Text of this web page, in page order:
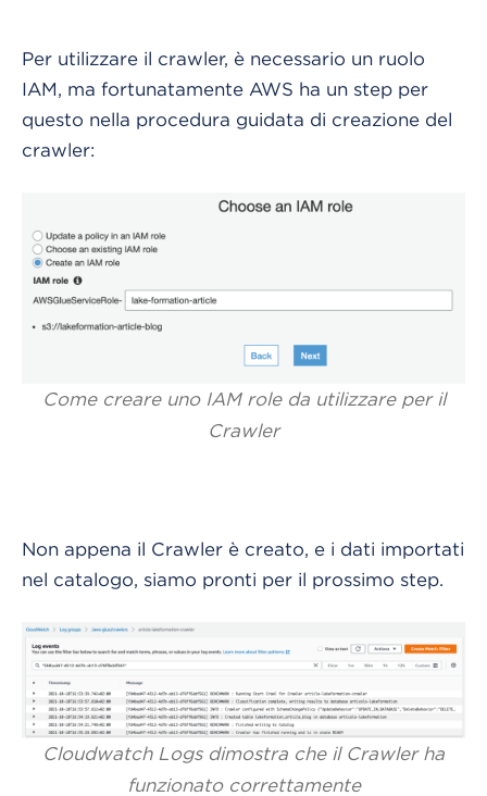
Per utilizzare il crawler, è necessario un ruolo
IAM, ma fortunatamente AWS ha un step per
questo nella procedura guidata di creazione del
crawler:
Come creare uno IAM role da utilizzare per il
Crawler
Non appena il Crawler è creato, e i dati importati
nel catalogo, siamo pronti per il prossimo step.
Cloudwatch Logs dimostra che il Crawler ha
funzionato correttamente